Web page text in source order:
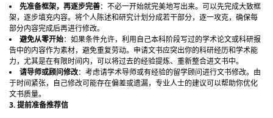
先准备框架，再逐步完善：不必一开始就完美地写出来。可以先完成大致框
架，逐步填充内容。将个人陈述和研究计划分成若干部分，逐一攻克，确保每
部分内容完成后再进行修改。
避免从零开始：如果条件允许，利用自己本科阶段写过的学术论文或科研报
告中的内容作为素材，避免重复劳动。申请文书应突出你的科研经历和学术能
力，尤其是在有限时间内，可以将过去的经验提炼、重新整合进文书中。
请导师或顾问修改：考虑请学术导师或有经验的留学顾问进行文书修改。由
于时间紧张，自己修改可能存在偏差或遗漏，专业人士的建议可以帮助你优化
文书质量。
3. 提前准备推荐信